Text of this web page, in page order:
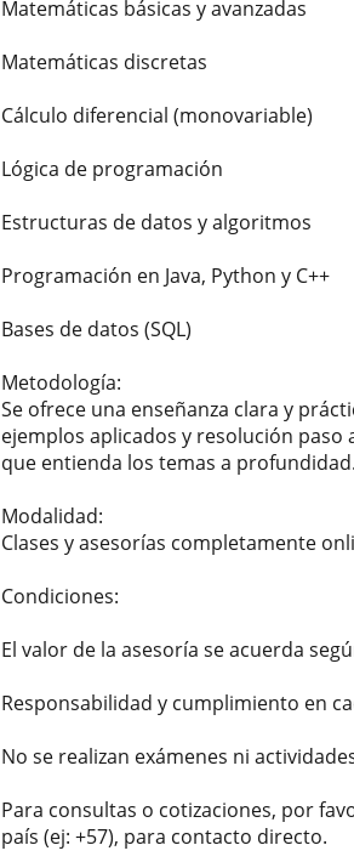
Matemáticas básicas y avanzadas
Matemáticas discretas
Cálculo diferencial (monovariable)
Lógica de programación
Estructuras de datos y algoritmos
Programación en Java, Python y C++
Bases de datos (SQL)
Metodología:
Se ofrece una enseñanza clara y
ejemplos aplicados y resolución paso
que entienda los temas a profundidad.
Modalidad:
Clases y asesorías completamente
Condiciones:
El valor de la asesoría se acuerda
Responsabilidad y cumplimiento en
No se realizan exámenes ni
Para consultas o cotizaciones, por
país (ej: +57), para contacto directo.